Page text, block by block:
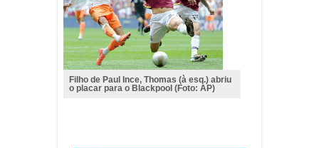
Filho de Paul Ince, Thomas (à esq.) abriu
o placar para o Blackpool (Foto: AP)